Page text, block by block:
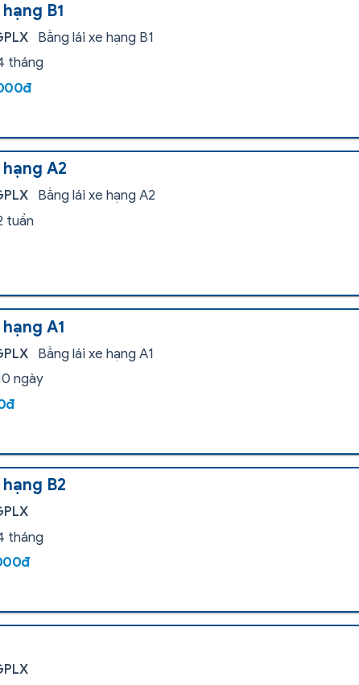
B1
Bằng lái xe hạng B1
tháng
A2
Bằng lái xe hạng A2
tuần
A1
Bằng lái xe hạng A1
ngày
B2
tháng